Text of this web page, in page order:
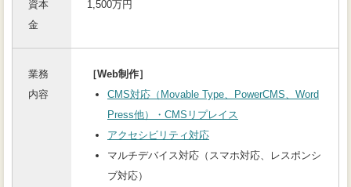
資本
金
1,500万円
業務
内容
［Web制作］
CMS対応（Movable Type、PowerCMS、Word
Press他）・CMSリプレイス
アクセシビリティ対応
マルチデバイス対応（スマホ対応、レスポンシ
ブ対応）